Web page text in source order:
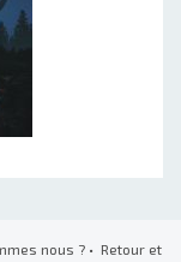
nous ? • Retour et